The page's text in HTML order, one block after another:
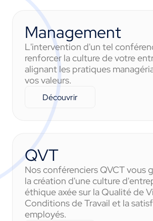
Management
L'intervention d'un tel
renforcer la culture de votre
alignant les pratiques
vos valeurs.
Découvrir
QVT
Nos conférenciers QVCT vous
la création d'une culture
éthique axée sur la Qualité de
Conditions de Travail et la
employés.